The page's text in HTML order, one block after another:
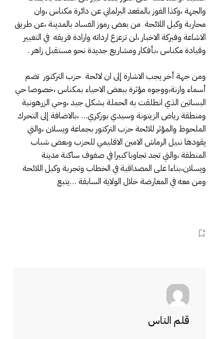
والجهة ،وكذا الفوز بالمقعد البرلماني عن دائرة مكناس ،وان
محاربة وكيل اللائحة من بعض رموز الفساد بالمدينة ،عن طريق
الاشاعة وفبركة الاخبار ،لن تزعزع ارداته وارادة فريقه في التغيير
وقيادة مكناس ،بأفكار ومشاريع جديدة نحو مستقبل زاهر .
ومن جهة أخر يجب الاشارة إلى ان لائحة حزب التركتور تضم
أسماء وازنة،ووجوه مؤثرة ببعض الاحياء بمكناس ،خصوصا حي
البساتين الذي انطلقت به الحملة بشكل جيد ،وحي الزرهونية
ومنطقة رياض الزيتونة وسيدي بوزكري… ،بالاضافة إلى التحرك
الملحوظ والمؤثر للائحة حزب التركتور بجماعة ويسلان ،والتي
يقودها نبيل الرماش الامين الاقليمي للحزب وبعض شباب
المنطقة ،والتي تجد تجاوبا كبيرا في صفوف ساكنة مدينة
ويسلان،بناءا على المصداقية في الخطاب وتجربة وكيل اللائحة
ومن معه في المعارضة خلال الولاية السابقة …يتبع
قلم الناس